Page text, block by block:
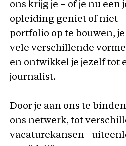
ons krijg je – of je nu een
opleiding geniet of niet –
portfolio op te bouwen,
vele verschillende
en ontwikkel je jezelf tot
journalist.
Door je aan ons te
ons netwerk, tot
vacaturekansen